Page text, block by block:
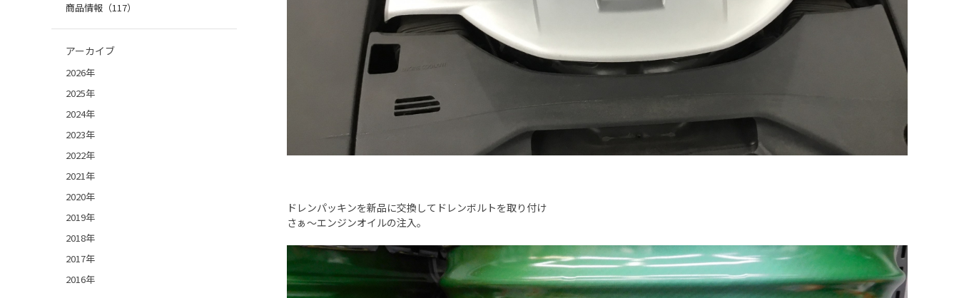
ドレンパッキンを新品に交換してドレンボルトを取り付け
さぁ～エンジンオイルの注入。
商品情報（117）
アーカイブ
2026年
2025年
2024年
2023年
2022年
2021年
2020年
2019年
2018年
2017年
2016年